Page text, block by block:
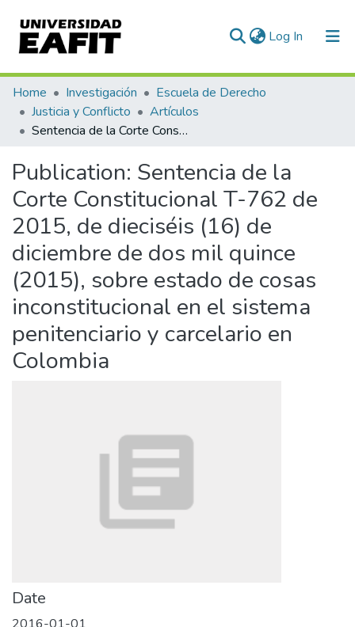
Log In (current)
Communities & Collections
All of DSpace
Home Investigación
Escuela de Derecho
Justicia y Conflicto
Artículos
Sentencia de la Corte Constitucional T-762 de 2015, de dieciséis (16) de diciembre de dos mil quince (2015), sobre estado de cosas inconstitucional en el sistema penitenciario y carcelario en Colombia
Publication: Sentencia de la
Corte Constitucional T-762 de
2015, de dieciséis (16) de
diciembre de dos mil quince
(2015), sobre estado de cosas
inconstitucional en el sistema
penitenciario y carcelario en
Colombia
Date